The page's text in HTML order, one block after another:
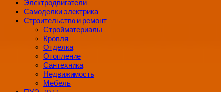
Электродвигатели
Самоделки электрика
Строительство и ремонт
Стройматериалы
Кровля
Отделка
Отопление
Сантехника
Недвижимость
Мебель